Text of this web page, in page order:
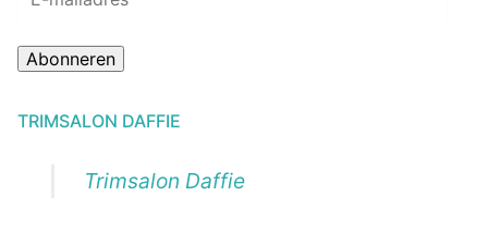
Abonneren
TRIMSALON DAFFIE
Trimsalon Daffie